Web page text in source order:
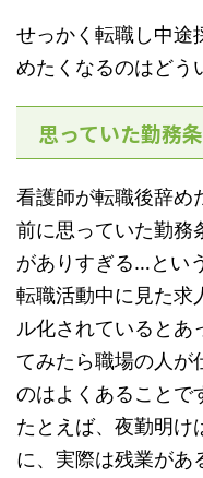
せっかく転職し中途
めたくなるのはどう
思っていた勤務
看護師が転職後辞め
前に思っていた勤務
がありすぎる…とい
転職活動中に見た求
ル化されているとあ
てみたら職場の人が
のはよくあることで
たとえば、夜勤明け
に、実際は残業があ